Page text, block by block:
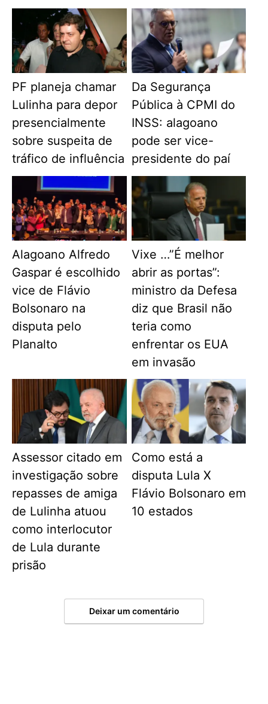
PF planeja chamar
Lulinha para depor
presencialmente
sobre suspeita de
tráfico de influência
Da Segurança
Pública à CPMI do
INSS: alagoano
pode ser vice-
presidente do paí
Alagoano Alfredo
Gaspar é escolhido
vice de Flávio
Bolsonaro na
disputa pelo
Planalto
Vixe …”É melhor
abrir as portas”:
ministro da Defesa
diz que Brasil não
teria como
enfrentar os EUA
em invasão
Assessor citado em
investigação sobre
repasses de amiga
de Lulinha atuou
como interlocutor
de Lula durante
prisão
Como está a
disputa Lula X
Flávio Bolsonaro em
10 estados
Deixar um comentário